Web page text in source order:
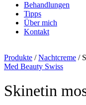
Behandlungen
Tipps
Über mich
Kontakt
Produkte /Nachtcreme /
Med Beauty Swiss
Skinetin